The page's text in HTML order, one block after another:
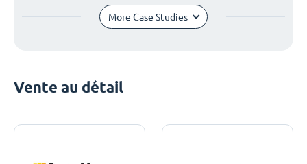
More Case Studies
Vente au détail